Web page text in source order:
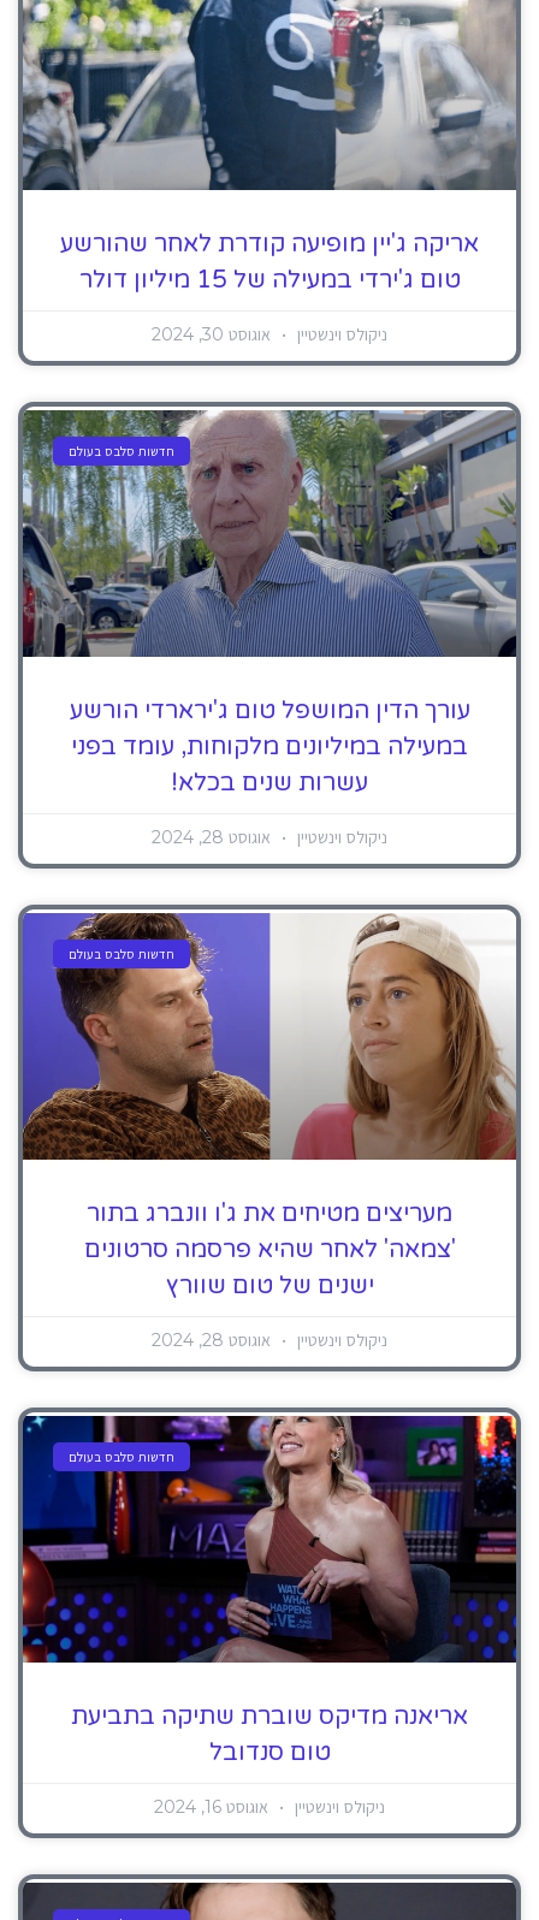
אריקה ג'יין מופיעה קודרת לאחר שהורשע
טום ג'ירדי במעילה של 15 מיליון דולר
ניקולס וינשטיין אוגוסט 30, 2024
חדשות סלבס בעולם
עורך הדין המושפל טום ג'ירארדי הורשע
במעילה במיליונים מלקוחות, עומד בפני
עשרות שנים בכלא!
ניקולס וינשטיין אוגוסט 28, 2024
חדשות סלבס בעולם
מעריצים מטיחים את ג'ו וונברג בתור
'צמאה' לאחר שהיא פרסמה סרטונים
ישנים של טום שוורץ
ניקולס וינשטיין אוגוסט 28, 2024
חדשות סלבס בעולם
אריאנה מדיקס שוברת שתיקה בתביעת
טום סנדובל
ניקולס וינשטיין אוגוסט 16, 2024